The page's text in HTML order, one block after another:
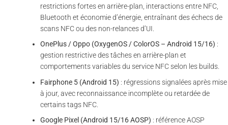
restrictions fortes en arrière-plan, interactions entre NFC,
Bluetooth et économie d’énergie, entraînant des échecs de
scans NFC ou des non-relances d’UI.
OnePlus / Oppo (OxygenOS / ColorOS – Android 15/16) :
gestion restrictive des tâches en arrière-plan et
comportements variables du service NFC selon les builds.
Fairphone 5 (Android 15) : régressions signalées après mise
à jour, avec reconnaissance incomplète ou retardée de
certains tags NFC.
Google Pixel (Android 15/16 AOSP) : référence AOSP